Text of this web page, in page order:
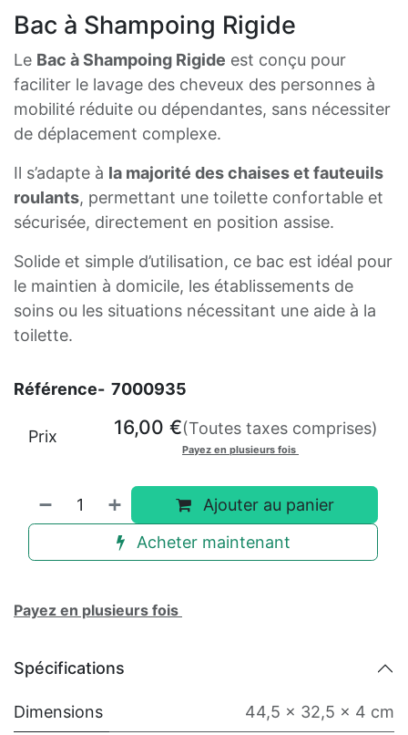
Bac à Shampoing Rigide
Le Bac à Shampoing Rigide est conçu pour
faciliter le lavage des cheveux des personnes à
mobilité réduite ou dépendantes, sans nécessiter
de déplacement complexe.
Il s’adapte à la majorité des chaises et fauteuils
roulants, permettant une toilette confortable et
sécurisée, directement en position assise.
Solide et simple d’utilisation, ce bac est idéal pour
le maintien à domicile, les établissements de
soins ou les situations nécessitant une aide à la
toilette.
Référence- 7000935
Ajouter au panier
Acheter maintenant
Prix 16,00 €(Toutes taxes comprises)
Payez en plusieurs fois
Payez en plusieurs fois
Spécifications
Dimensions 44,5 x 32,5 x 4 cm